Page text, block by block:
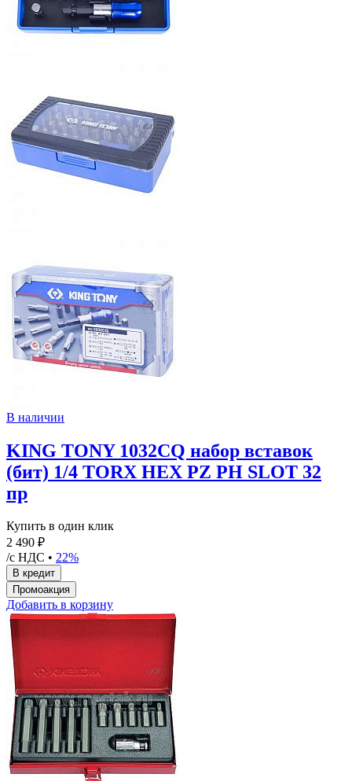
В наличии
KING TONY 1032CQ набор вставок
(бит) 1/4 TORX HEX PZ PH SLOT 32
пр
Купить в один клик
2 490 ₽
/с НДС • 22%
Добавить в корзину